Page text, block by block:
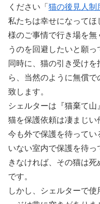
ください「 猫の後見人制
私たちは幸せになって
様のご事情で行き場を無
うのを回避したいと願っ
同時に、猫の引き受け
ら、当然のように無償
致します。
シェルターは『猫棄て山
猫を保護依頼は凄まじい
今も外で保護を待ってい
いない室内で保護を待
きなければ、その猫は
です。
しかし、シェルターで